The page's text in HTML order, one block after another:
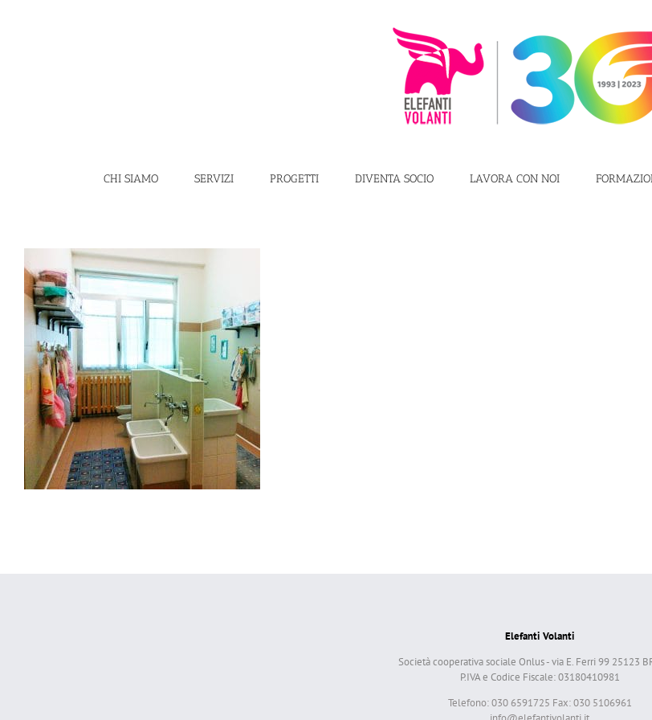
CHI SIAMO SERVIZI PROGETTI DIVENTA SOCIO LAVORA CON NOI
Elefanti Volanti
Società cooperativa sociale Onlus - via E. Ferri 99 25123
P.IVA e Codice Fiscale: 03180410981
Telefono: 030 6591725 Fax: 030 5106961